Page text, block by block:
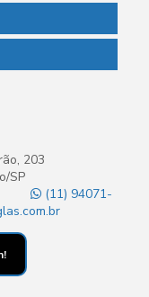
203
SP
(11) 94071-